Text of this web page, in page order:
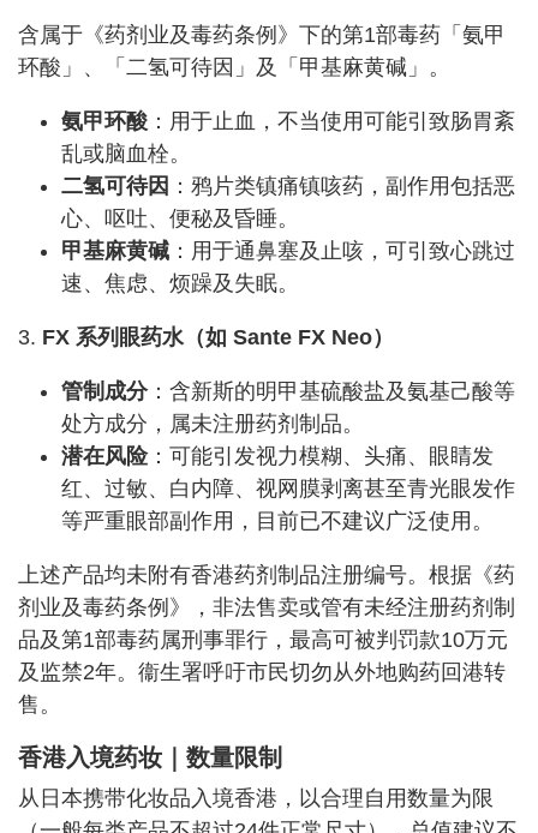
含属于《药剂业及毒药条例》下的第1部毒药「氨甲
环酸」、「二氢可待因」及「甲基麻黄碱」。
氨甲环酸 ：用于止血，不当使用可能引致肠胃紊
乱或脑血栓。
二氢可待因 ：鸦片类镇痛镇咳药，副作用包括恶
心、呕吐、便秘及昏睡。
甲基麻黄碱 ：用于通鼻塞及止咳，可引致心跳过
速、焦虑、烦躁及失眠。
3. FX 系列眼药水（如 Sante FX Neo）
管制成分：含新斯的明甲基硫酸盐及氨基己酸等
处方成分，属未注册药剂制品。
潜在风险：可能引发视力模糊、头痛、眼睛发
红、过敏、白内障、视网膜剥离甚至青光眼发作
等严重眼部副作用，目前已不建议广泛使用。
上述产品均未附有香港药剂制品注册编号。根据《药
剂业及毒药条例》，非法售卖或管有未经注册药剂制
品及第1部毒药属刑事罪行，最高可被判罚款10万元
及监禁2年。衞生署呼吁市民切勿从外地购药回港转
售。
香港入境药妆｜数量限制
从日本携带化妆品入境香港，以合理自用数量为限